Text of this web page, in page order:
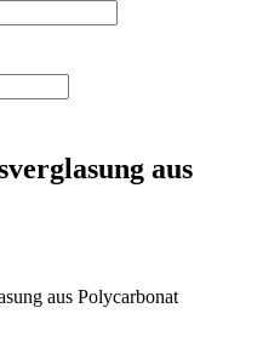
aus
aus Polycarbonat